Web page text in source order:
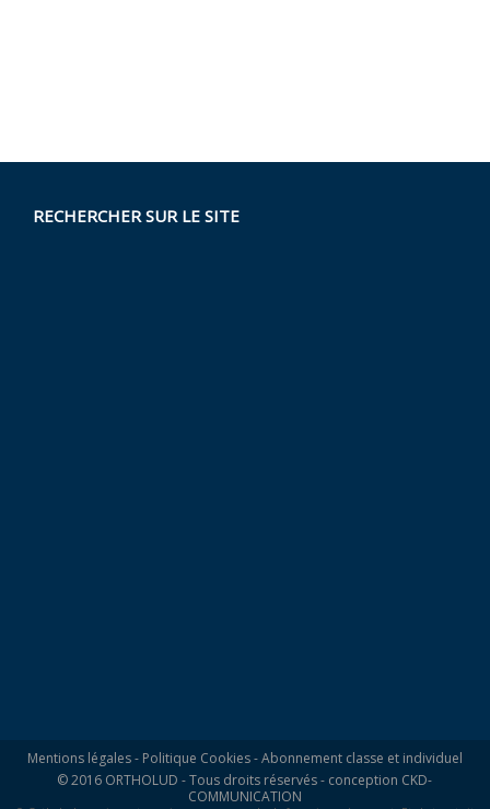
RECHERCHER SUR LE SITE
Mentions légales- Politique Cookies-Abonnement classe et individuel
© 2016 ORTHOLUD - Tous droits réservés - conception CKD-
COMMUNICATION